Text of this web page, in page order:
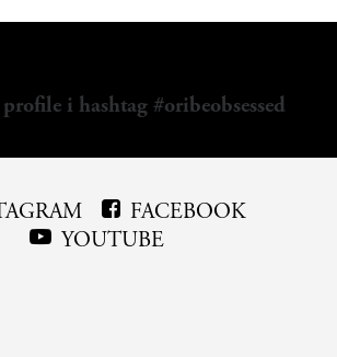
profile i hashtag #oribeobsessed
FACEBOOK
YOUTUBE